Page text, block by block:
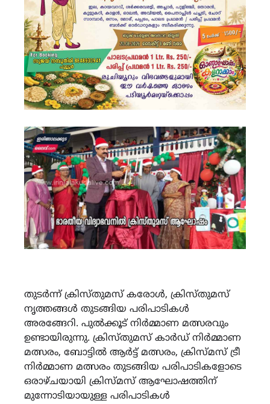
തുടർന്ന് ക്രിസ്തുമസ് കരോൾ, ക്രിസ്തുമസ്
നൃത്തങ്ങൾ തുടങ്ങിയ പരിപാടികൾ
അരങ്ങേറി. പുൽക്കൂട് നിർമ്മാണ മത്സരവും
ഉണ്ടായിരുന്നു. ക്രിസ്തുമസ് കാർഡ് നിർമ്മാണ
മത്സരം, ബോട്ടിൽ ആർട്ട് മത്സരം, ക്രിസ്മസ് ട്രീ
നിർമ്മാണ മത്സരം തുടങ്ങിയ പരിപാടികളോടെ
ഒരാഴ്ചയായി ക്രിസ്മസ് ആഘോഷത്തിന്
മുന്നോടിയായുള്ള പരിപാടികൾ